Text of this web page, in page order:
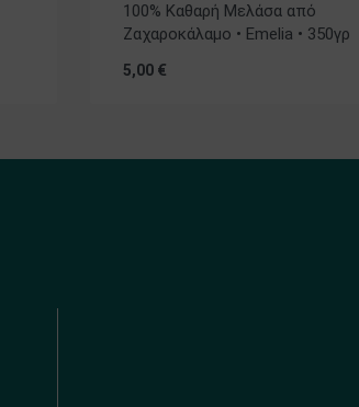
100% Καθαρή Μελάσα από
Ζαχαροκάλαμο • Emelia • 350γρ
5,00 €